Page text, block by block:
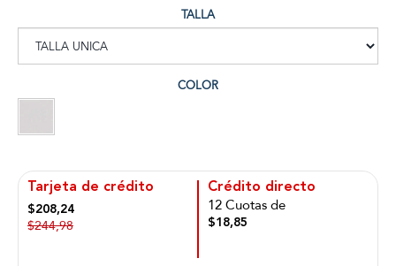
TALLA
COLOR
Tarjeta de crédito
$208,24
$244,98
Crédito directo
12 Cuotas de
$18,85